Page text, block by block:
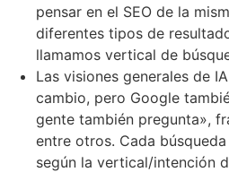
pensar en el SEO de la
diferentes tipos de
llamamos vertical de
Las visiones generales de
cambio, pero Google
gente también pregunta»,
entre otros. Cada
según la vertical/intención